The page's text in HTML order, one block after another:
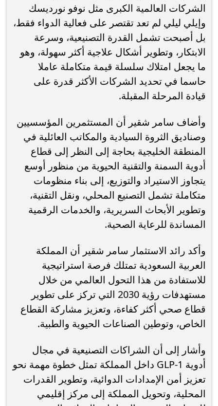
الشركات العالمية الكبرى مثل نوفو نورديسك
وإيلي ليلي لم تعد تقتصر على فعالية الدواء فقط،
بل أصبحت تشمل القدرة التصنيعية، وسرعة
الابتكار، وتطوير أشكال علاجية أكثر سهولة، وهو
ما يجعل امتلاك سلسلة قيمة متكاملة عاملا
حاسما في تحديد الشركات الأكثر قدرة على
قيادة المرحلة المقبلة.
وأضاف سامر شقير أن المستثمرين المؤسسيين
وصناديق الثروة السيادية والمكاتب العائلية في
المنطقة الخليجية بحاجة إلى النظر إلى قطاع
أدوية السمنة والتقنية الحيوية من منظور أوسع
يتجاوز الاستيراد والتوزيع، إلى بناء منظومات
متكاملة تشمل التصنيع المحلي، ونقل التقنية،
وتطوير الأبحاث السريرية، والخدمات الرقمية
المساندة للرعاية الصحية.
وأكد رائد الاستثمار سامر شقير أن المملكة
العربية السعودية تمتلك فرصة استراتيجية
للاستفادة من هذا التحول العالمي من خلال
مستهدفات رؤية 2030 التي تركز على تطوير
قطاع صحي أكثر كفاءة، وتعزيز مشاركة القطاع
الخاص، وتوطين الصناعات الحيوية والطبية.
وأشار إلى أن الشراكات التصنيعية في مجال
أدوية GLP-1 داخل المملكة تمثل خطوة مهمة نحو
تعزيز أمن الإمدادات الدوائية، وتطوير القدرات
المحلية، وتحويل المملكة إلى مركز إقليمي